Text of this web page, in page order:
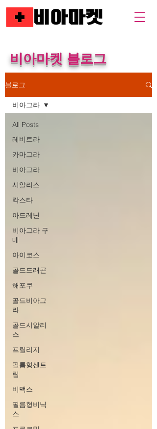
비아마켓 블로그
블로그
All Posts
레비트라
카마그라
비아그라
시알리스
칵스타
아드레닌
비아그라 구
매
아이코스
골드드래곤
해포쿠
골드비아그
라
골드시알리
스
프릴리지
필름형센트
립
비맥스
필름형비닉
스
비아그라